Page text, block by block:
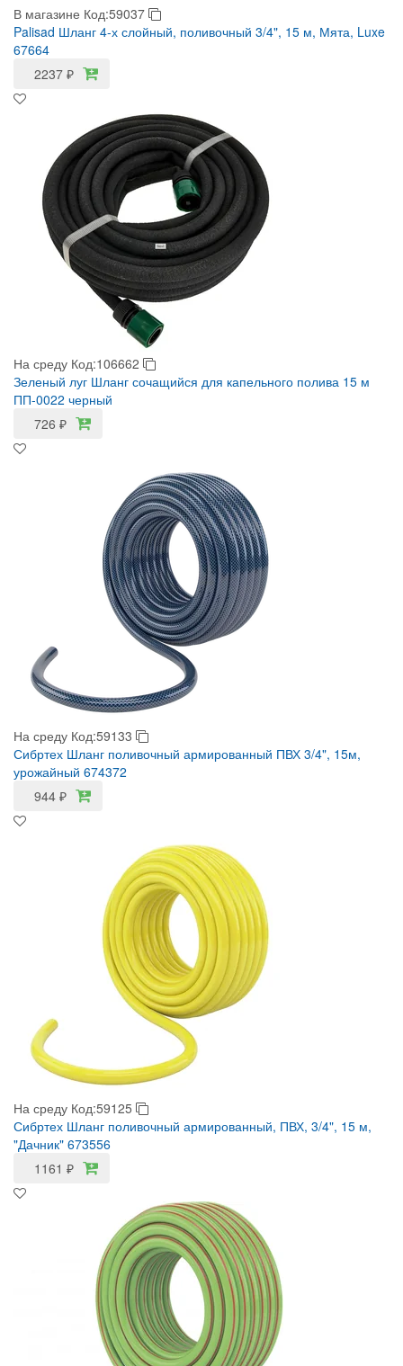
В магазине Код:59037
Palisad Шланг 4-х слойный, поливочный 3/4", 15 м, Мята, Luxe
67664
2237 ₽
На среду Код:106662
Зеленый луг Шланг сочащийся для капельного полива 15 м
ПП-0022 черный
726 ₽
На среду Код:59133
Сибртех Шланг поливочный армированный ПВХ 3/4", 15м,
урожайный 674372
944 ₽
На среду Код:59125
Сибртех Шланг поливочный армированный, ПВХ, 3/4", 15 м,
"Дачник" 673556
1161 ₽